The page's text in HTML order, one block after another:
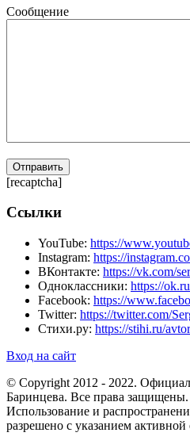
Сообщение
[recaptcha]
Ссылки
YouTube: https://
Instagram: https://
ВКонтакте: https://vk.com/
Одноклассники: https://
Facebook: https://
Twitter: https://twitter.com/
Стихи.ру: https://stihi.ru/
Вход на сайт
© Copyright 2012 - 2022.
Баринцева. Все права защищены.
Использование и
разрешено с указанием